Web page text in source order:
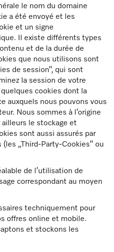
le nom du domaine
a été envoyé et les
et un signe
Il existe différents types
et de la durée de
que nous utilisons sont
de session“, qui sont
la session de votre
cookies dont la
auxquels nous pouvons vous
Nous sommes à l’origine
le stockage et
sont aussi assurés par
„Third-Party-Cookies“ ou
de l’utilisation de
correspondant au moyen
techniquement pour
offres online et mobile.
et stockons les